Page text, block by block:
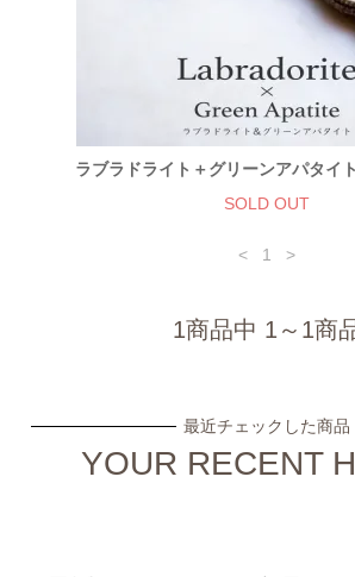
ラブラドライト＋グリーンアパタイ
SOLD OUT
< 1 >
1商品中 1～1商
最近チェックした商品
YOUR RECENT